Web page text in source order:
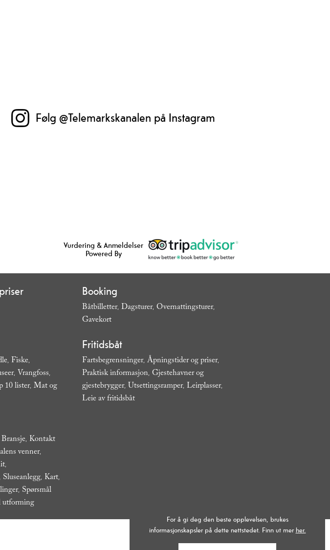
For å gi deg den beste opplevelsen, brukes
informasjonskapsler på dette nettstedet. Finn ut mer her.
Følg @Telemarkskanalen på Instagram
Vurdering & Anmeldelser
Powered By
Booking
Båtbilletter, Dagsturer, Overnattingsturer,
Gavekort,
, Fiske,
, Vrangfoss,
10 lister, Mat og
Fritidsbåt
Fartsbegrensninger, Åpningstider og priser,
Praktisk informasjon, Gjestehavner og
gjestebrygger, Utsettingsramper, Leirplasser,
Leie av fritidsbåt,
Bransje, Kontakt
venner,
,
, Sluseanlegg, Kart,
, Spørsmål
utforming,